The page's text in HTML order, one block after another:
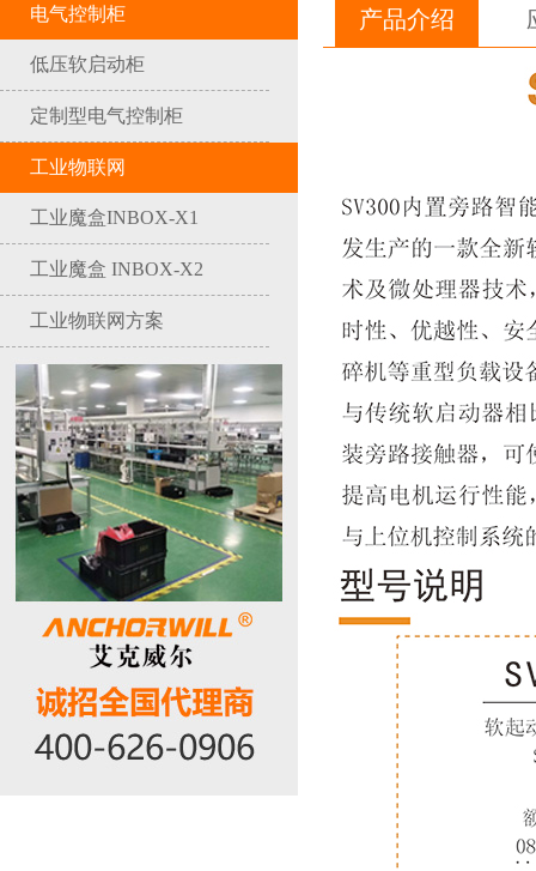
电气控制柜
低压软启动柜
定制型电气控制柜
工业物联网
工业魔盒INBOX-X1
工业魔盒 INBOX-X2
工业物联网方案
产品介绍